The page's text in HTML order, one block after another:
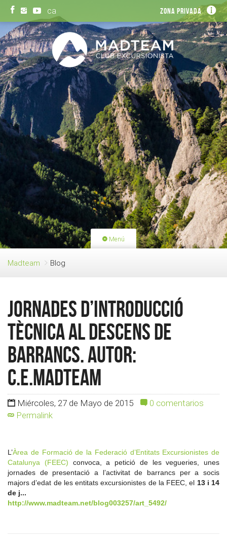
ca Zona privada
Menú
PORTADA
HAZTE SOCIO
Madteam Blog
Jornades d’introducció
Tècnica al descens de
Barrancs. Autor:
c.e.madteam
Miércoles, 27 de Mayo de 2015
0 comentarios
Permalink
L’Àrea de Formació de la Federació d’Entitats Excursionistes de
Catalunya (FEEC) convoca, a petició de les vegueries, unes
jornades de presentació a l’activitat de barrancs per a socis
majors d’edat de les entitats excursionistes de la FEEC, el 13 i 14
de j...
http://www.madteam.net/blog003257/art_5492/